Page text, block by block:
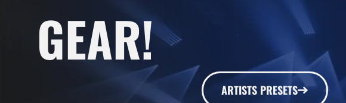
GEAR!
ARTISTS PRESETS